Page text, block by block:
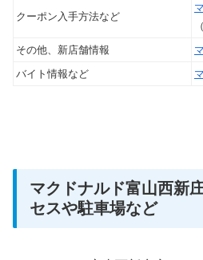
クーポン入手方法など
その他、新店舗情報
バイト情報など
マクドナルド富山西新
セスや駐車場など